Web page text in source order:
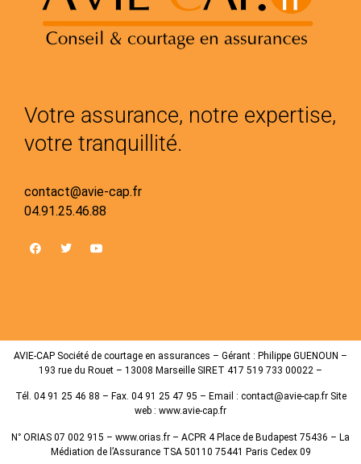
Votre assurance, notre expertise,
votre tranquillité.
contact@avie-cap.fr
04.91.25.46.88
AVIE-CAP Société de courtage en assurances – Gérant : Philippe GUENOUN –
193 rue du Rouet – 13008 Marseille SIRET 417 519 733 00022 –
Tél. 04 91 25 46 88 – Fax. 04 91 25 47 95 – Email : contact@avie-cap.fr Site
web : www.avie-cap.fr
N° ORIAS 07 002 915 – www.orias.fr – ACPR 4 Place de Budapest 75436 – La
Médiation de l’Assurance TSA 50110 75441 Paris Cedex 09